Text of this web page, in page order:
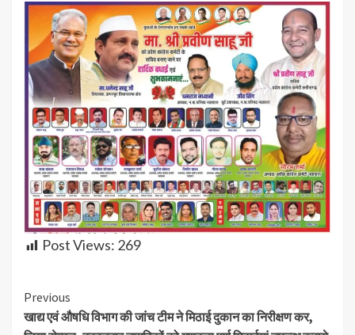
Post Views: 269
Continue
Reading
Previous
खाद्य एवं औषधि विभाग की जांच टीम ने मिठाई दुकान का निरीक्षण कर,